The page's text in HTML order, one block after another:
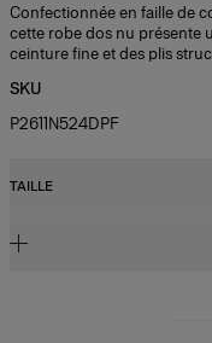
Confectionnée en faille de
cette robe dos nu présente
ceinture fine et des plis
SKU
P2611N524DPF
TAILLE
Corsage cintré avec jupe